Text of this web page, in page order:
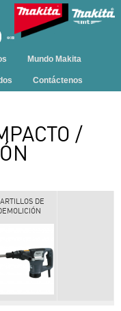
/
DE
Mundo Makita
Contáctenos